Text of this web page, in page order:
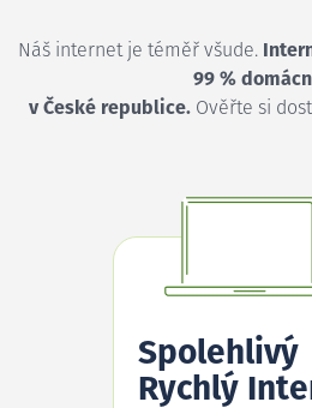
Náš internet je téměř všude.
99 %
v České republice. Ověřte si
Spolehlivý
Rychlý